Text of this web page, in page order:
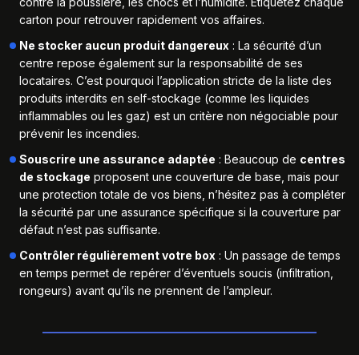
carton pour retrouver rapidement vos affaires.
Ne stocker aucun produit dangereux : La sécurité d’un
centre repose également sur la responsabilité de ses
locataires. C’est pourquoi l’application stricte de la liste des
produits interdits en self-stockage (comme les liquides
inflammables ou les gaz) est un critère non négociable pour
prévenir les incendies.
Souscrire une assurance adaptée : Beaucoup de centres
de stockage proposent une couverture de base, mais pour
une protection totale de vos biens, n’hésitez pas à compléter
la sécurité par une assurance spécifique si la couverture par
défaut n’est pas suffisante.
Contrôler régulièrement votre box : Un passage de temps
en temps permet de repérer d’éventuels soucis (infiltration,
rongeurs) avant qu’ils ne prennent de l’ampleur.